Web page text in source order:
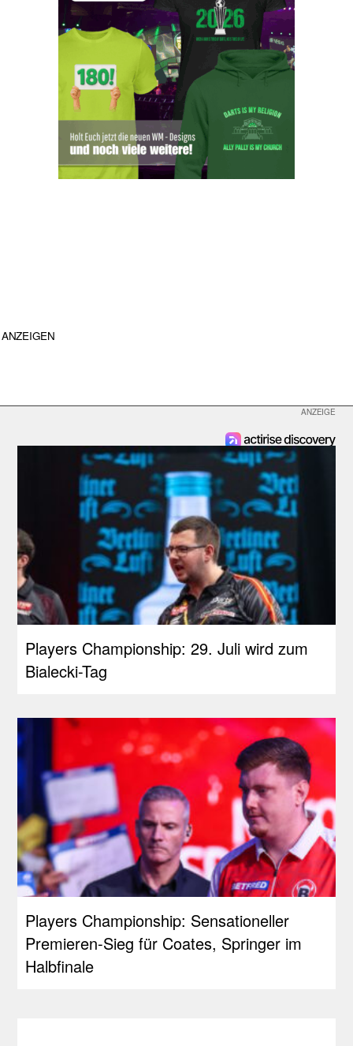
ANZEIGEN
Players Championship: 29. Juli wird zum
Bialecki-Tag
Players Championship: Sensationeller
Premieren-Sieg für Coates, Springer im
Halbfinale